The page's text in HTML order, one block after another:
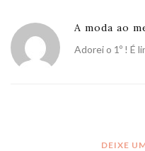
A moda ao
Adorei o 1º ! É
DEIXE